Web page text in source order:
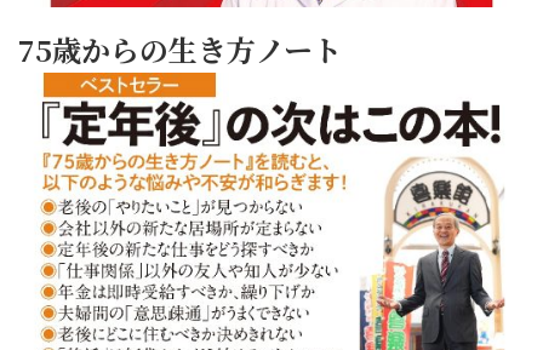
75歳からの生き方ノート